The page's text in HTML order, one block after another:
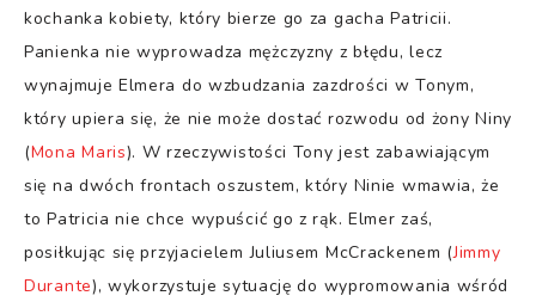
kochanka kobiety, który bierze go za gacha Patricii.
Panienka nie wyprowadza mężczyzny z błędu, lecz
wynajmuje Elmera do wzbudzania zazdrości w Tonym,
który upiera się, że nie może dostać rozwodu od żony Niny
(Mona Maris). W rzeczywistości Tony jest zabawiającym
się na dwóch frontach oszustem, który Ninie wmawia, że
to Patricia nie chce wypuścić go z rąk. Elmer zaś,
posiłkując się przyjacielem Juliusem McCrackenem (Jimmy
Durante), wykorzystuje sytuację do wypromowania wśród